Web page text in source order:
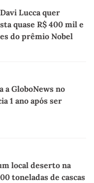
Lucca quer
quase R$ 400 mil e
do prêmio Nobel
a GloboNews no
1 ano após ser
local deserto na
toneladas de cascas